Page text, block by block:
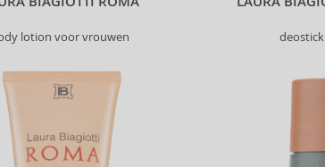
lotion voor vrouwen